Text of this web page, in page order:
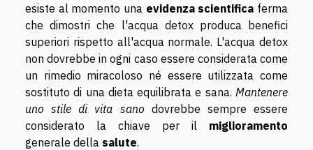
esiste al momento una evidenza scientifica ferma
che dimostri che l'acqua detox produca benefici
superiori rispetto all'acqua normale. L'acqua detox
non dovrebbe in ogni caso essere considerata come
un rimedio miracoloso né essere utilizzata come
sostituto di una dieta equilibrata e sana. Mantenere
uno stile di vita sano dovrebbe sempre essere
considerato la chiave per il miglioramento
generale della salute.